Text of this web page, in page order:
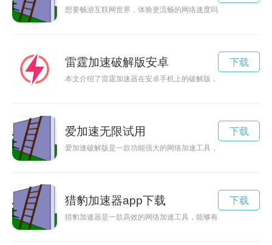
想要畅游互联网世界，体验更流畅的网络速度吗？不妨试试月
雷霆加速破解版安卓
本文介绍了雷霆加速器在安卓手机上的破解版，可以免费享受更
下载
爱加速无限试用
爱加速破解版是一款功能强大的网络加速工具，为用户提供无
下载
猎豹加速器app下载
猎豹加速器是一款高效的网络加速工具，能够有效提升网络速
下载